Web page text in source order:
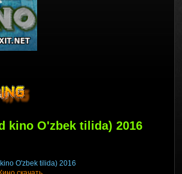
kino O'zbek tilida) 2016
O'zbek tilida) 2016